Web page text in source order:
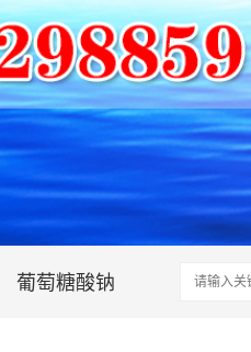
葡萄糖酸钠